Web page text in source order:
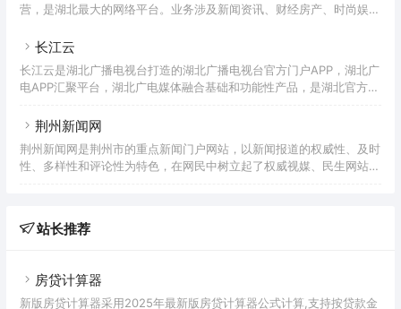
营，是湖北最大的网络平台。业务涉及新闻资讯、财经房产、时尚娱
开拓电子商务、动画动漫、二维码产业。
长江云
长江云是湖北广播电视台打造的湖北广播电视台官方门户APP，湖北广
电APP汇聚平台，湖北广电媒体融合基础和功能性产品，是湖北官方政
荆州新闻网
荆州新闻网是荆州市的重点新闻门户网站，以新闻报道的权威性、及时
性、多样性和评论性为特色，在网民中树立起了权威视媒、民生网站的
站长推荐
房贷计算器
新版房贷计算器采用2025年最新版房贷计算器公式计算,支持按贷款金